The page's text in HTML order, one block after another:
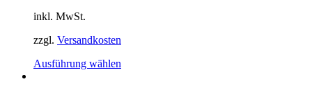
inkl. MwSt.
zzgl. Versandkosten
Ausführung wählen